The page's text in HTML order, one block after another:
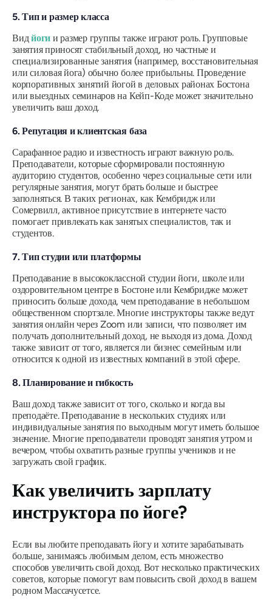
5. Тип и размер класса
Видйоги и размер группы также играют роль. Групповые
занятия приносят стабильный доход, но частные и
специализированные занятия (например, восстановительная
или силовая йога) обычно более прибыльны. Проведение
корпоративных занятий йогой в деловых районах Бостона
или выездных семинаров на Кейп-Коде может значительно
увеличить ваш доход.
6. Репутация и клиентская база
Сарафанное радио и известность играют важную роль.
Преподаватели, которые сформировали постоянную
аудиторию студентов, особенно через социальные сети или
регулярные занятия, могут брать больше и быстрее
заполняться. В таких регионах, как Кембридж или
Сомервилл, активное присутствие в интернете часто
помогает привлекать как занятых специалистов, так и
студентов.
7. Тип студии или платформы
Преподавание в высококлассной студии йоги, школе или
оздоровительном центре в Бостоне или Кембридже может
приносить больше дохода, чем преподавание в небольшом
общественном спортзале. Многие инструкторы также ведут
занятия онлайн через Zoom или записи, что позволяет им
получать дополнительный доход, не выходя из дома. Доход
также зависит от того, является ли бизнес семейным или
относится к одной из известных компаний в этой сфере.
8. Планирование и гибкость
Ваш доход также зависит от того, сколько и когда вы
преподаёте. Преподавание в нескольких студиях или
индивидуальные занятия по выходным могут иметь большое
значение. Многие преподаватели проводят занятия утром и
вечером, чтобы охватить разные группы учеников и не
загружать свой график.
Как увеличить зарплату
инструктора по йоге?
Если вы любите преподавать йогу и хотите зарабатывать
больше, занимаясь любимым делом, есть множество
способов увеличить свой доход. Вот несколько практических
советов, которые помогут вам повысить свой доход в вашем
родном Массачусетсе.